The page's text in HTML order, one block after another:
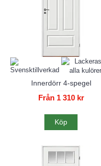
Innerdörr 4-spegel
Från 1 310 kr
Köp